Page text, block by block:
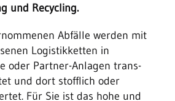
und Recycling.
Abfälle werden mit
Logistikketten in
oder Partner-Anlagen trans­­­­
und dort stofflich oder
Für Sie ist das hohe und